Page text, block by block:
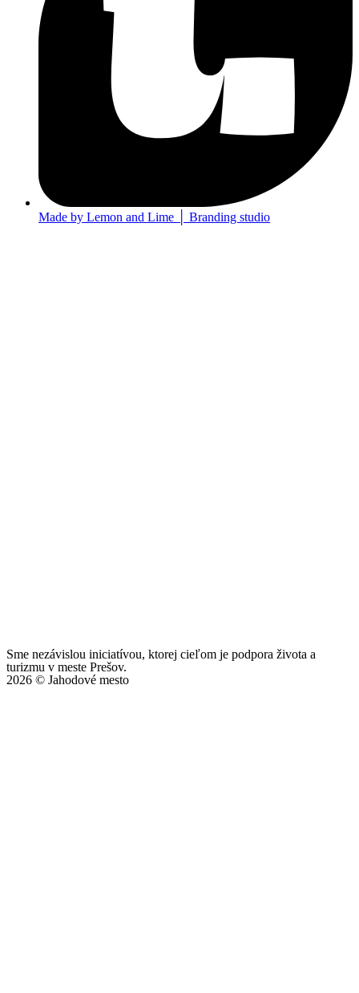
Made by Lemon and Lime │ Branding studio
Sme nezávislou iniciatívou, ktorej cieľom je podpora života a
turizmu v meste Prešov.
2026 © Jahodové mesto